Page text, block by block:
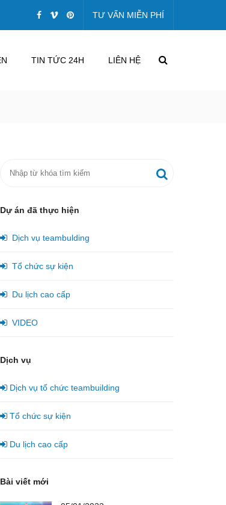
TƯ VẤN MIỄN PHÍ
TIN TỨC 24H LIÊN HỆ
Dự án đã thực hiện
Dịch vụ teambulding
Tổ chức sự kiện
Du lịch cao cấp
VIDEO
Dịch vụ
Dịch vụ tổ chức teambuilding
Tổ chức sự kiện
Du lịch cao cấp
Bài viết mới